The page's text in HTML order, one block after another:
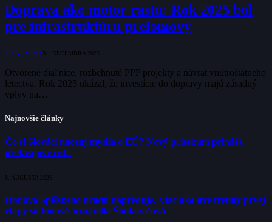
Doprava ako motor rastu: Rok 2025 bol
pre infraštruktúru prelomový
SLOVENSKO 31. DECEMBRA 2025
Otvorené diaľnice, rozbehnuté PPP projekty a návrat vnútroštátneho
letectva. Rok 2025 ukázal, že investície do dopravy majú zásadný
vplyv na…
Najnovšie články
Čo si Slováci naozaj myslia o EÚ? Nový prieskum prináša
prekvapivé čísla
8. AUGUSTA 2026
Obnova Spišského hradu napreduje. Viac ako dve tretiny prvej
etapy sú hotové, oznámila Šimkovičová